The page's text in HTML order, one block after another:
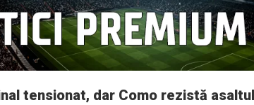
tensionat, dar Como rezistă